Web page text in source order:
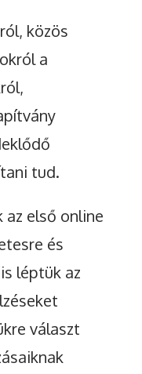
közös
a
tud.
első online
és
léptük az
választ